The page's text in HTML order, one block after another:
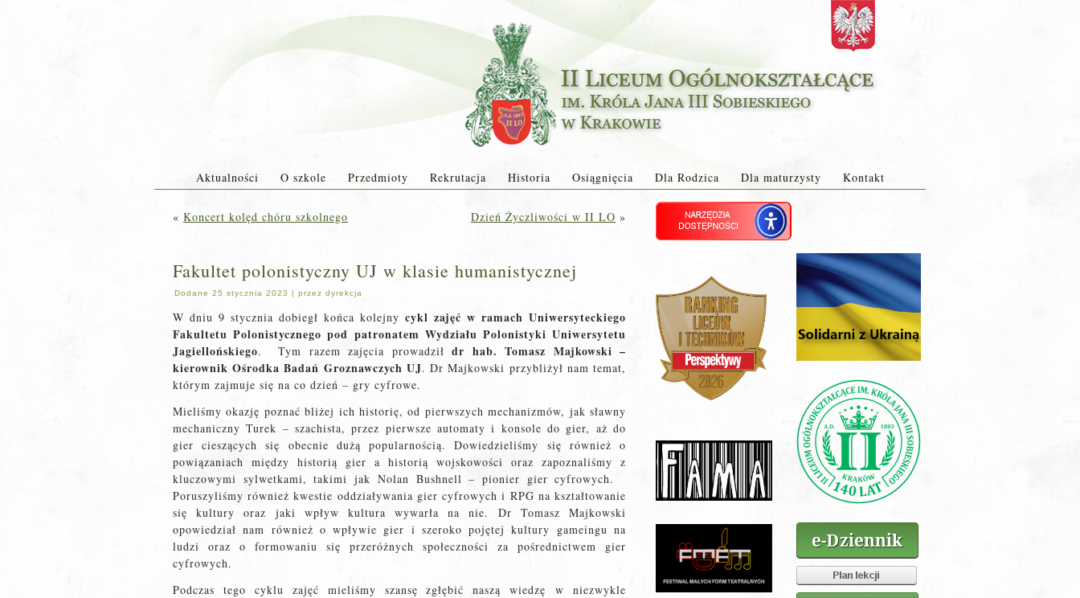
Aktualności O szkole Przedmioty Rekrutacja Historia Osiągnięcia Dla Rodzica Dla maturzysty Kontakt
« Koncert kolęd chóru szkolnego Dzień Życzliwości w II LO »
Fakultet polonistyczny UJ w klasie humanistycznej
Dodane 25 stycznia 2023 | przez dyrekcja
W dniu 9 stycznia dobiegł końca kolejny cykl zajęć w ramach Uniwersyteckiego
Fakultetu Polonistycznego pod patronatem Wydziału Polonistyki Uniwersytetu
Jagiellońskiego. Tym razem zajęcia prowadził dr hab. Tomasz Majkowski –
kierownik Ośrodka Badań Groznawczych UJ. Dr Majkowski przybliżył nam temat,
którym zajmuje się na co dzień – gry cyfrowe.
Mieliśmy okazję poznać bliżej ich historię, od pierwszych mechanizmów, jak sławny
mechaniczny Turek – szachista, przez pierwsze automaty i konsole do gier, aż do
gier cieszących się obecnie dużą popularnością. Dowiedzieliśmy się również o
powiązaniach między historią gier a historią wojskowości oraz zapoznaliśmy z
kluczowymi sylwetkami, takimi jak Nolan Bushnell – pionier gier cyfrowych.
Poruszyliśmy również kwestie oddziaływania gier cyfrowych i RPG na kształtowanie
się kultury oraz jaki wpływ kultura wywarła na nie. Dr Tomasz Majkowski
opowiedział nam również o wpływie gier i szeroko pojętej kultury gameingu na
ludzi oraz o formowaniu się przeróżnych społeczności za pośrednictwem gier
cyfrowych.
Podczas tego cyklu zajęć mieliśmy szansę zgłębić naszą wiedzę w niezwykle